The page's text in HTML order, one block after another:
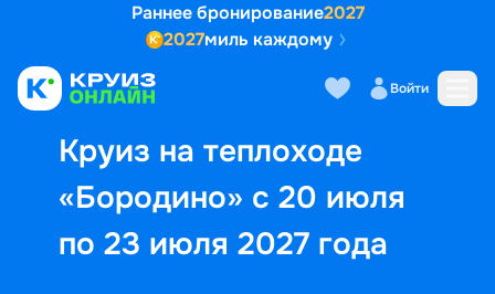
Раннее бронирование2027
2027миль каждому
Войти
Круиз на теплоходе
«Бородино» с 20 июля
по 23 июля 2027 года
Выбор кают Маршрут и